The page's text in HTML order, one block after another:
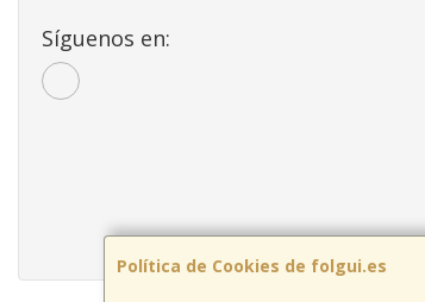
Política de Cookies de folgui.es
Síguenos en: